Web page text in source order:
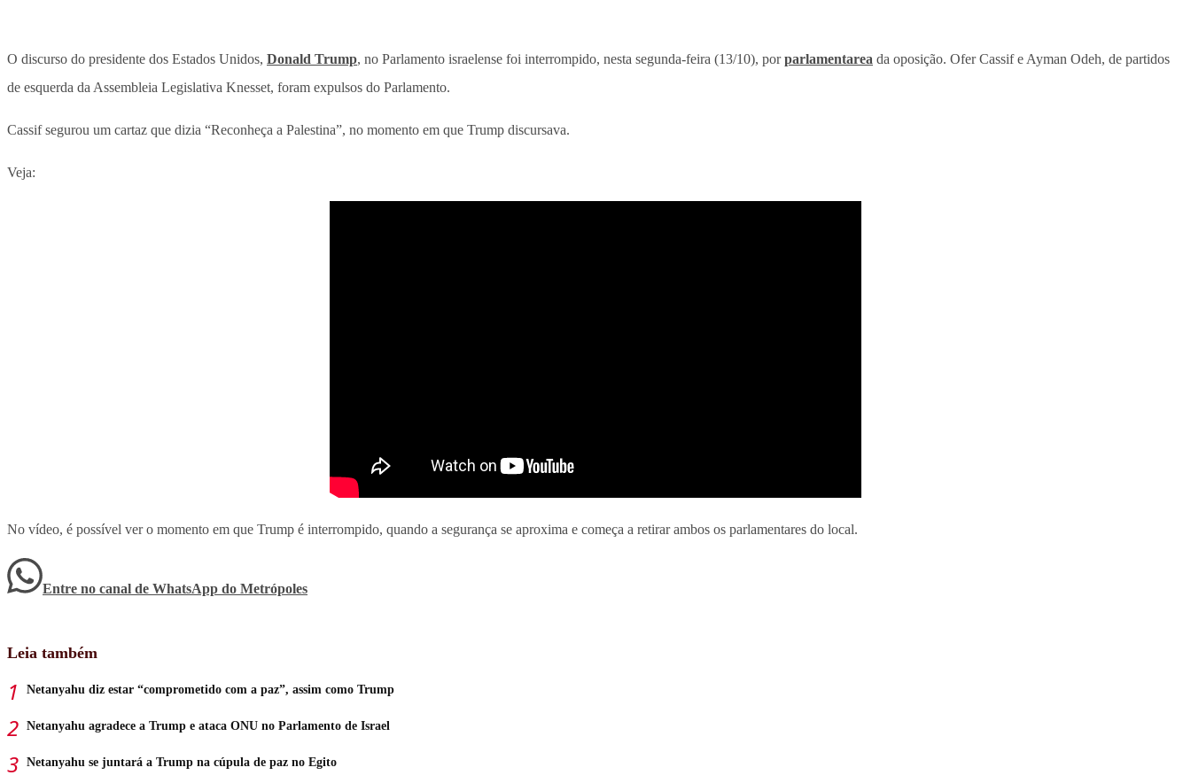
O discurso do presidente dos Estados Unidos, Donald Trump, no Parlamento israelense foi interrompido, nesta segunda-feira (13/10), porparlamentarea da oposição. Ofer Cassif e Ayman Odeh, de partidos
de esquerda da Assembleia Legislativa Knesset, foram expulsos do Parlamento.
Cassif segurou um cartaz que dizia “Reconheça a Palestina”, no momento em que Trump discursava.
Veja:
No vídeo, é possível ver o momento em que Trump é interrompido, quando a segurança se aproxima e começa a retirar ambos os parlamentares do local.
Entre no canal de WhatsApp do Metrópoles
Leia também
Netanyahu diz estar “comprometido com a paz”, assim como Trump
Netanyahu agradece a Trump e ataca ONU no Parlamento de Israel
Netanyahu se juntará a Trump na cúpula de paz no Egito